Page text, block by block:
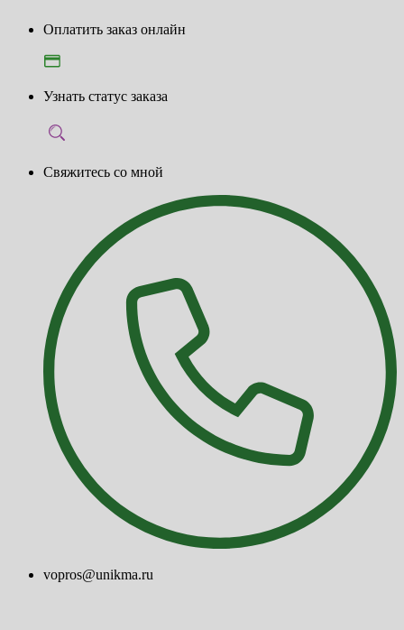
Оплатить заказ онлайн
Узнать статус заказа
Свяжитесь со мной
vopros@unikma.ru